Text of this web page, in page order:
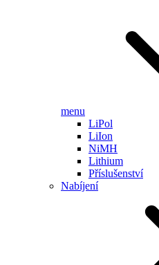
menu
LiPol
LiIon
NiMH
Lithium
Příslušenství
Nabíjení